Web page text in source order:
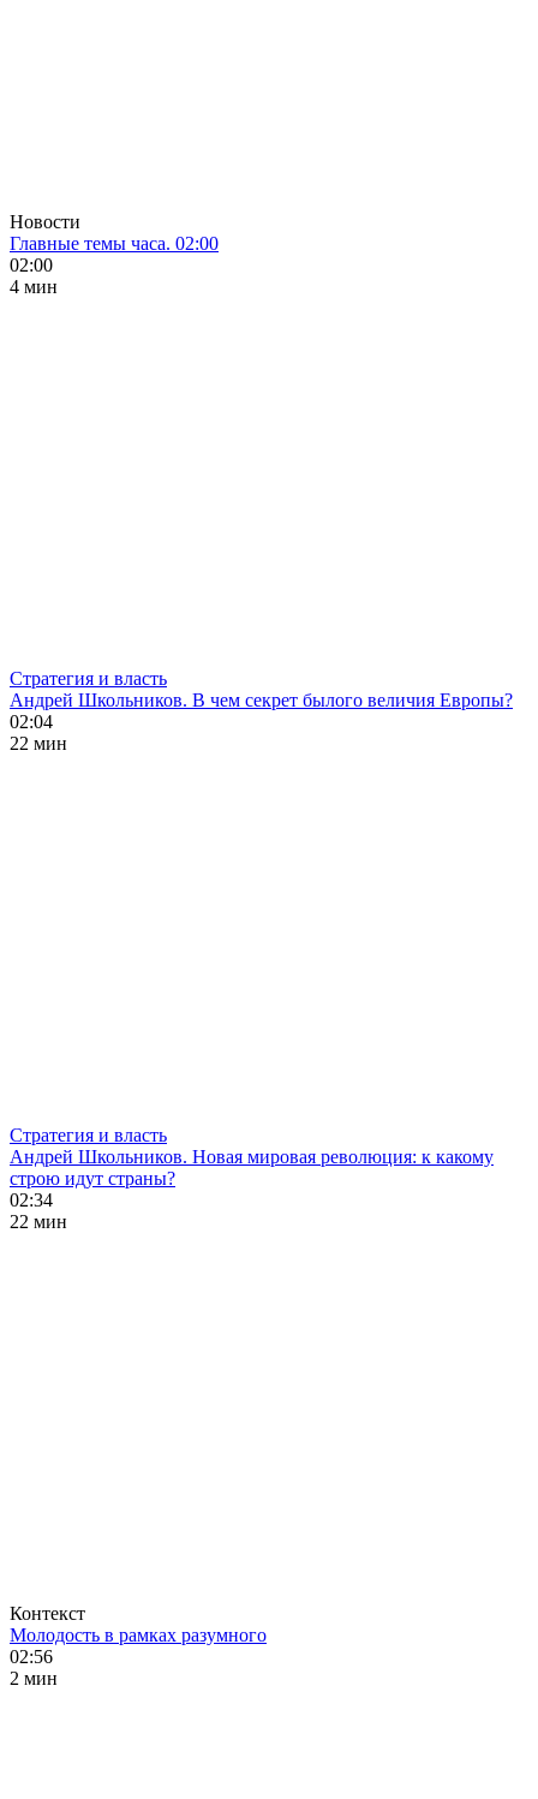
Новости
Главные темы часа. 02:00
02:00
4 мин
Стратегия и власть
Андрей Школьников. В чем секрет былого величия Европы?
02:04
22 мин
Стратегия и власть
Андрей Школьников. Новая мировая революция: к какому
строю идут страны?
02:34
22 мин
Контекст
Молодость в рамках разумного
02:56
2 мин